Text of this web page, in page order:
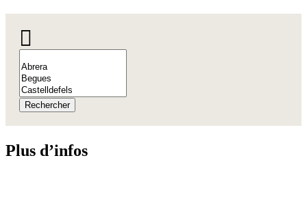
Rechercher
Plus d’infos